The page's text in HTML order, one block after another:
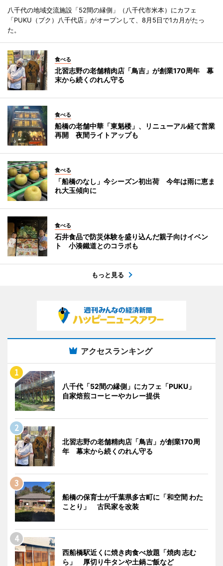
八千代の地域交流施設「52間の縁側」（八千代市米本）にカフェ
「PUKU（プク）八千代店」がオープンして、8月5日で1カ月がたっ
た。
食べる
北習志野の老舗精肉店「鳥吉」が創業170周年 幕
末から続くのれん守る
食べる
船橋の老舗中華「東魁楼」、リニューアル経て営業
再開 夜間ライトアップも
食べる
「船橋のなし」今シーズン初出荷 今年は雨に恵ま
れ大玉傾向に
食べる
石井食品で防災体験を盛り込んだ親子向けイベン
ト 小湊鐵道とのコラボも
もっと見る
アクセスランキング
八千代「52間の縁側」にカフェ「PUKU」
自家焙煎コーヒーやカレー提供
北習志野の老舗精肉店「鳥吉」が創業170周
年 幕末から続くのれん守る
船橋の保育士が千葉県多古町に「和空間 わた
ことり」 古民家を改装
西船橋駅近くに焼き肉食べ放題「焼肉 志む
ら」 厚切り牛タンや土鍋ご飯など